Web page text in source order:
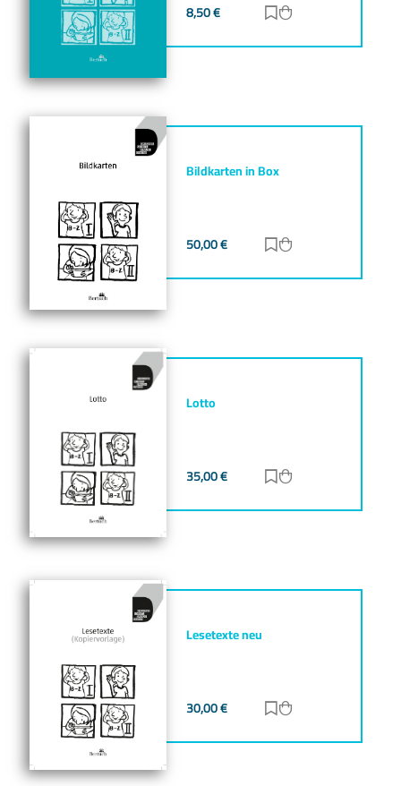
8,50€ Zur Merkliste
Bildkarten in Box
50,00€ Zur Merkliste
Lotto
35,00€ Zur Merkliste
Lesetexte neu
30,00€ Zur Merkliste